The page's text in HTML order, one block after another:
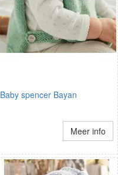
Baby spencer Bayan
Meer info